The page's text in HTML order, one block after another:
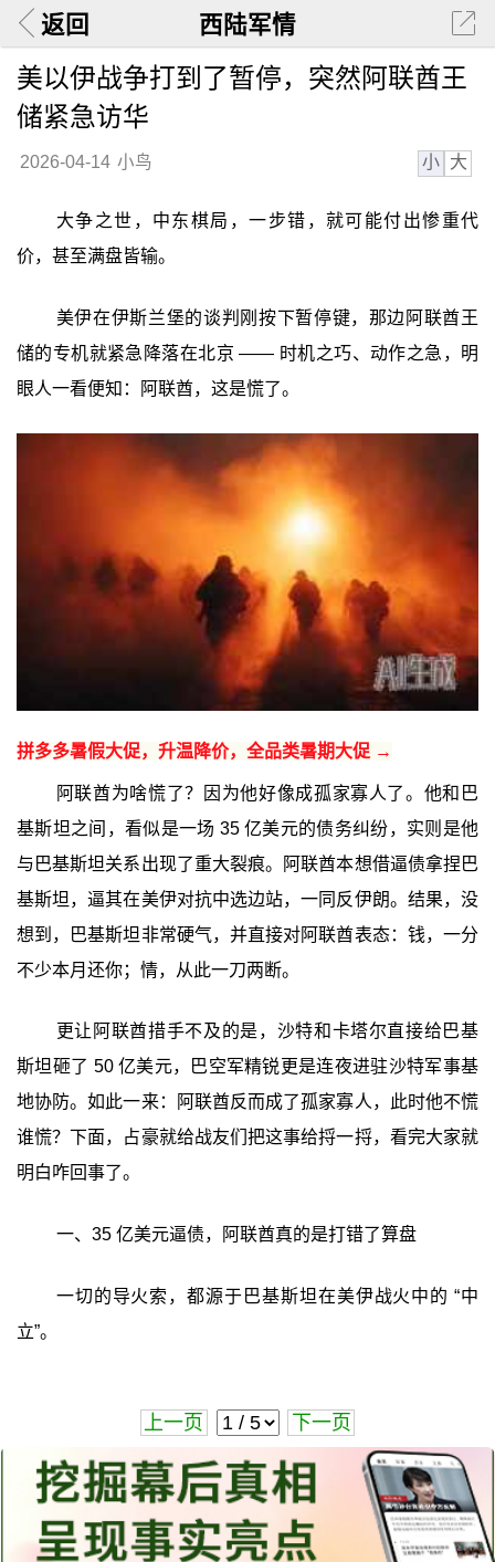
返回 西陆军情
美以伊战争打到了暂停，突然阿联酋王
储紧急访华
2026-04-14 小鸟 小 大
大争之世，中东棋局，一步错，就可能付出惨重代
价，甚至满盘皆输。
美伊在伊斯兰堡的谈判刚按下暂停键，那边阿联酋王
储的专机就紧急降落在北京 —— 时机之巧、动作之急，明
眼人一看便知：阿联酋，这是慌了。
拼多多暑假大促，升温降价，全品类暑期大促 →
阿联酋为啥慌了？因为他好像成孤家寡人了。他和巴
基斯坦之间，看似是一场 35 亿美元的债务纠纷，实则是他
与巴基斯坦关系出现了重大裂痕。阿联酋本想借逼债拿捏巴
基斯坦，逼其在美伊对抗中选边站，一同反伊朗。结果，没
想到，巴基斯坦非常硬气，并直接对阿联酋表态：钱，一分
不少本月还你；情，从此一刀两断。
更让阿联酋措手不及的是，沙特和卡塔尔直接给巴基
斯坦砸了 50 亿美元，巴空军精锐更是连夜进驻沙特军事基
地协防。如此一来：阿联酋反而成了孤家寡人，此时他不慌
谁慌？下面，占豪就给战友们把这事给捋一捋，看完大家就
明白咋回事了。
一、35 亿美元逼债，阿联酋真的是打错了算盘
一切的导火索，都源于巴基斯坦在美伊战火中的 “中
立”。
上一页 下一页